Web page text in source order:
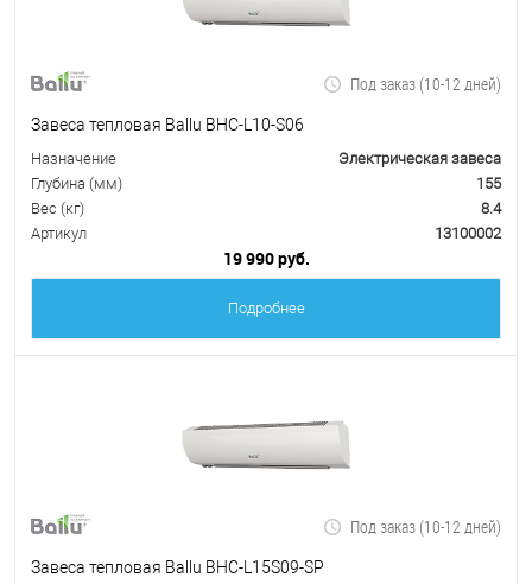
Под заказ (10-12 дней)
Завеса тепловая Ballu BHC-L10-S06
Назначение
Электрическая завеса
Глубина (мм)
155
Вес (кг)
8.4
Артикул
13100002
19 990 руб.
Подробнее
Под заказ (10-12 дней)
Завеса тепловая Ballu BHC-L15S09-SP